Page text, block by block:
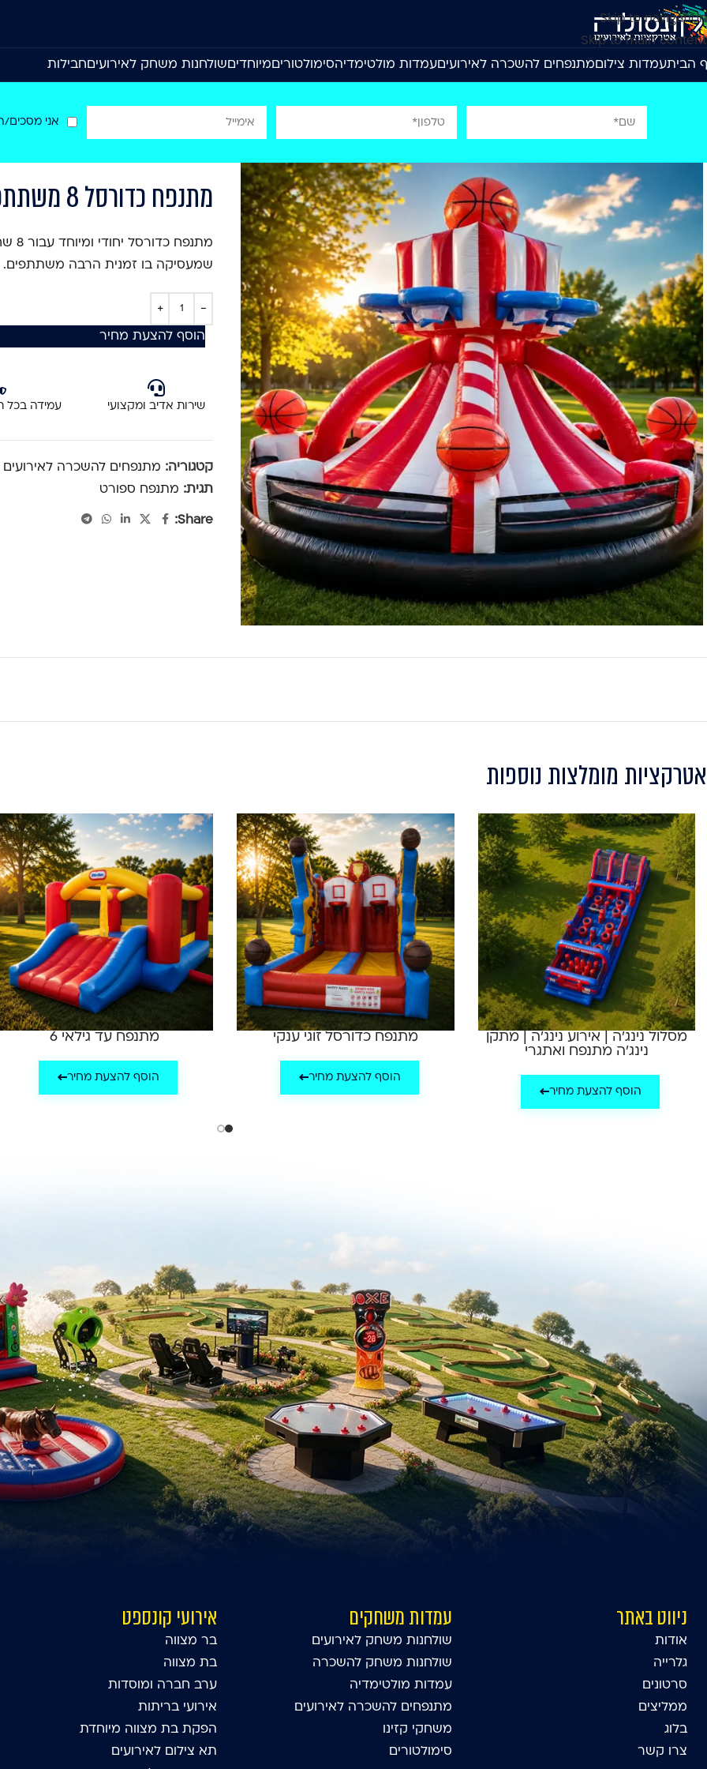
Skip to navigation
Skip to main content
הביתעמדות צילוםמתנפחים להשכרה לאירועיםעמדות מולטימדיהסימולטוריםמיוחדיםשולחנות משחק לאירועיםחבילות
אני מסכים/
מתנפח כדורסל 8 משתתפים
שמעסיקה בו זמנית הרבה משתתפים.
הוסף להצעת מחיר
שירות אדיב ומקצועי עמידה בכל
קטגוריה: מתנפחים להשכרה לאירועים
תגית: מתנפח ספורט
Share:
אטרקציות מומלצות נוספות
מסלול נינג'ה | אירוע נינג'ה | מתקן
נינג'ה מתנפח ואתגרי
הוסף להצעת מחיר
מתנפח כדורסל זוגי ענקי
הוסף להצעת מחיר
מתנפח עד גילאי 6
הוסף להצעת מחיר
ניווט באתר
אודות
גלרייה
סרטונים
ממליצים
בלוג
צרו קשר
עמדות משחקים
שולחנות משחק לאירועים
שולחנות משחק להשכרה
עמדות מולטימדיה
מתנפחים להשכרה לאירועים
משחקי קזינו
סימולטורים
אירועי קונספט
בר מצווה
בת מצווה
ערב חברה ומוסדות
אירועי בריתות
הפקת בת מצווה מיוחדת
תא צילום לאירועים